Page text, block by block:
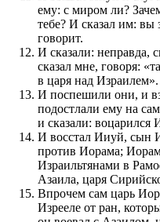
ему: с миром ли?
тебе? И сказал им: вы
говорит.
И сказали: неправда,
сказал мне, говоря:
в царя над Израилем».
И поспешили они, и
подостлали ему на
и сказали: воцарился
И восстал Ииуй, сын
против Иорама;
Израильтянами в
Азаила, царя
Впрочем сам царь
Изрееле от ран,